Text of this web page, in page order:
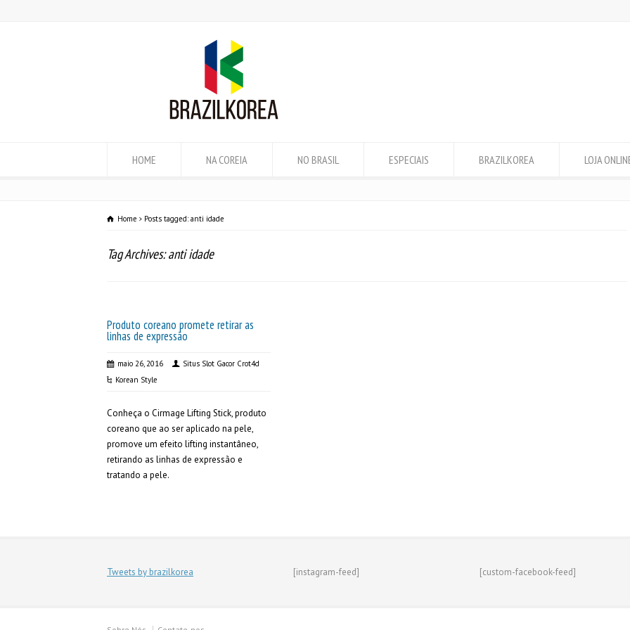
HOME NA COREIA NO BRASIL ESPECIAIS BRAZILKOREA LOJA
Home Posts tagged: anti idade
Tag Archives: anti idade
Produto coreano promete retirar as
linhas de expressão
maio 26, 2016
Situs Slot Gacor Crot4d
Korean Style
Conheça o Cirmage Lifting Stick, produto
coreano que ao ser aplicado na pele,
promove um efeito lifting instantâneo,
retirando as linhas de expressão e
tratando a pele.
Tweets by brazilkorea [instagram-feed] [custom-facebook-feed]